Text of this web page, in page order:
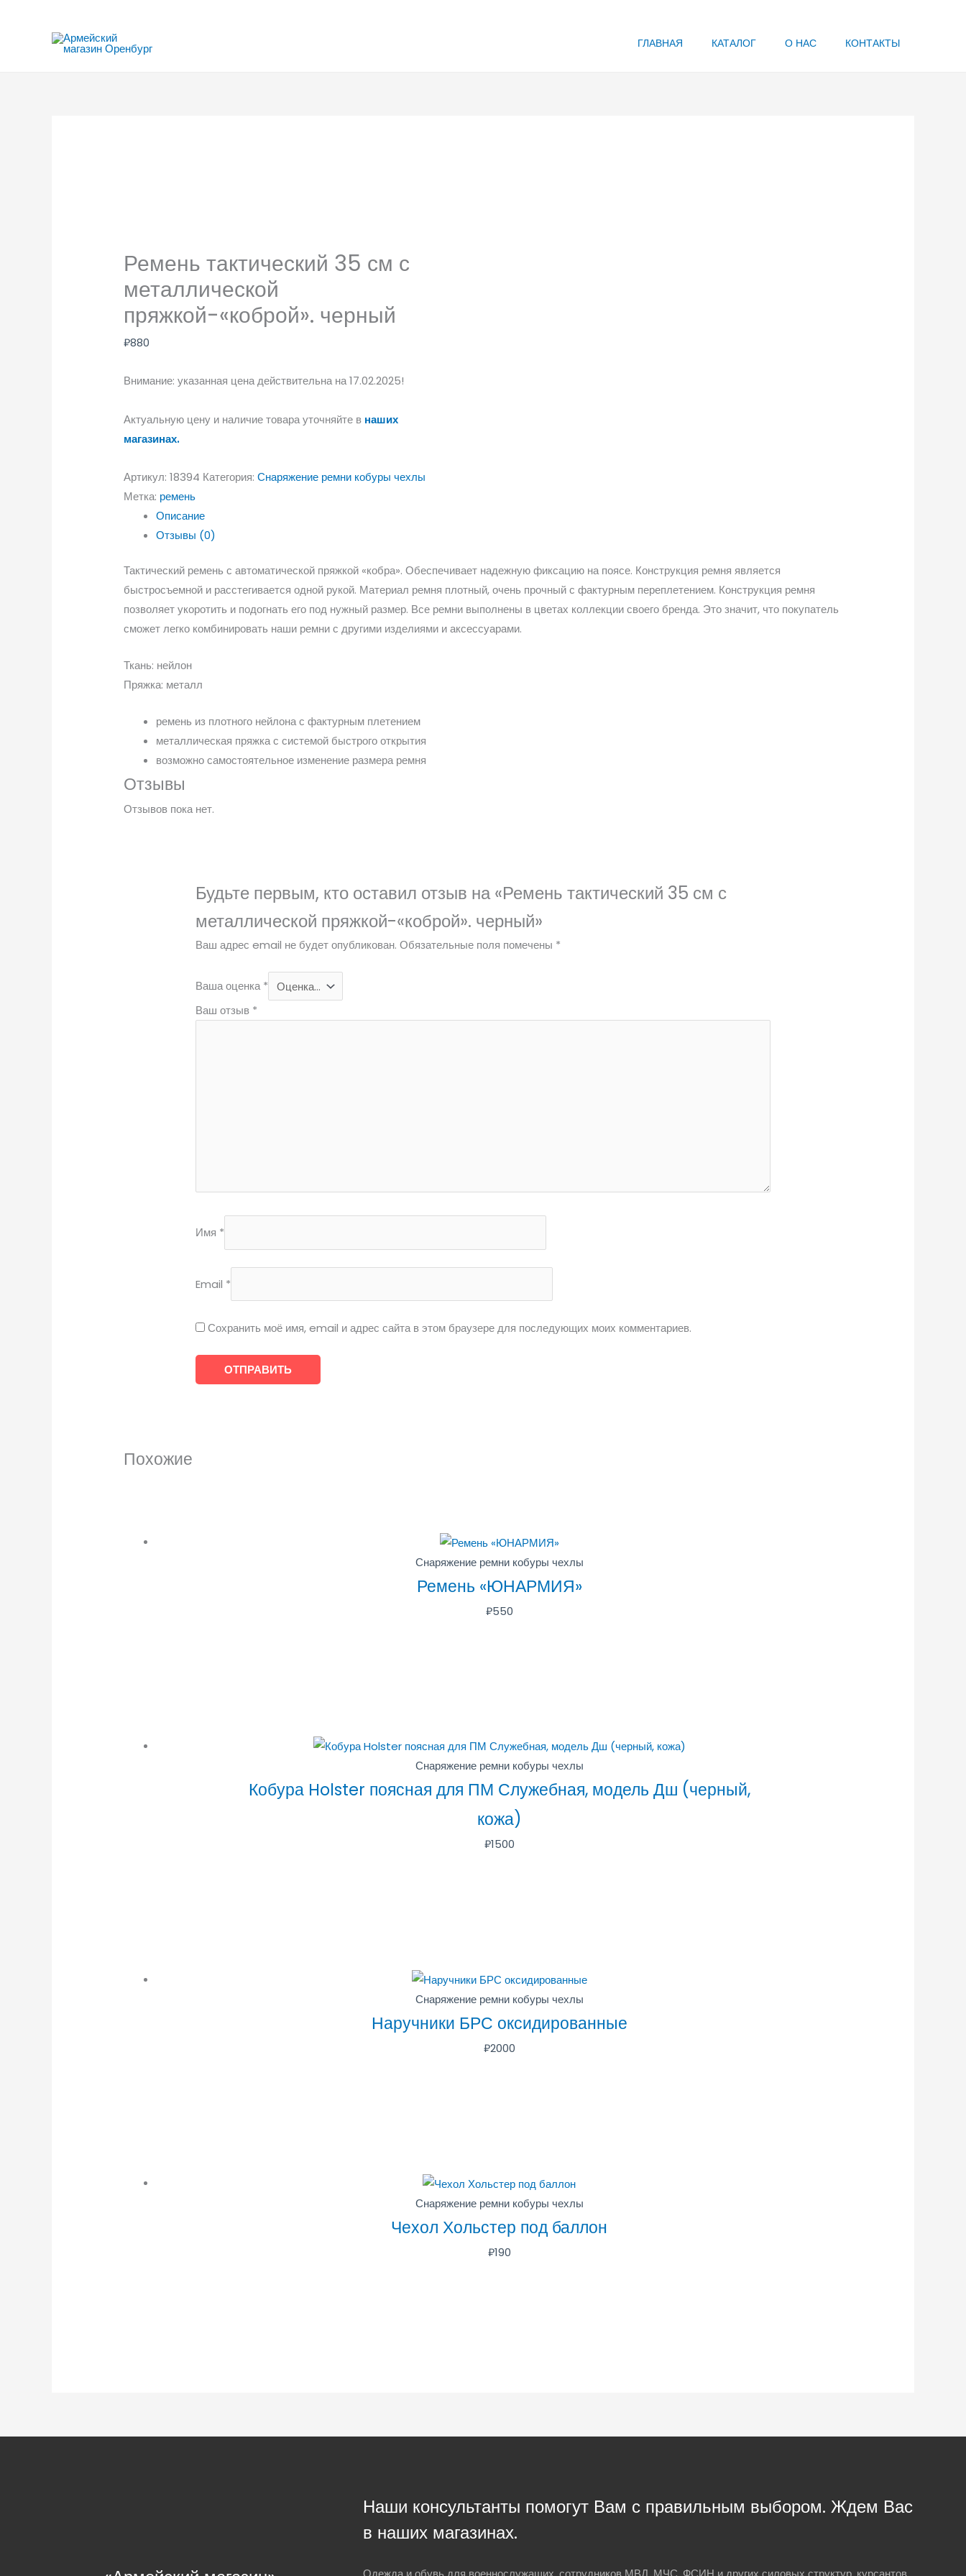
содержимому
ГЛАВНАЯ КАТАЛОГ О НАС КОНТАКТЫ
Ремень тактический 35 см с
металлической
пряжкой-«коброй». черный
₽880
Внимание: указанная цена действительна на 17.02.2025!
Актуальную цену и наличие товара уточняйте в наших
магазинах.
Артикул:18394 Категория:Снаряжение ремни кобуры чехлы
Метка: ремень
Описание
Отзывы (0)
Тактический ремень с автоматической пряжкой «кобра». Обеспечивает надежную фиксацию на поясе. Конструкция ремня является
быстросъемной и расстегивается одной рукой. Материал ремня плотный, очень прочный с фактурным переплетением. Конструкция ремня
позволяет укоротить и подогнать его под нужный размер. Все ремни выполнены в цветах коллекции своего бренда. Это значит, что покупатель
сможет легко комбинировать наши ремни с другими изделиями и аксессуарами.
Ткань: нейлон
Пряжка: металл
ремень из плотного нейлона с фактурным плетением
металлическая пряжка с системой быстрого открытия
возможно самостоятельное изменение размера ремня
Отзывы
Отзывов пока нет.
Будьте первым, кто оставил отзыв на «Ремень тактический 35 см с
металлической пряжкой-«коброй». черный»
Ваш адрес email не будет опубликован. Обязательные поля помечены *
Ваша оценка*
Ваш отзыв *
Имя *
Email *
Сохранить моё имя, email и адрес сайта в этом браузере для последующих моих комментариев.
Похожие
Снаряжение ремни кобуры чехлы
Ремень «ЮНАРМИЯ»
₽550
Снаряжение ремни кобуры чехлы
Кобура Holster поясная для ПМ Служебная, модель Дш (черный,
кожа)
₽1500
Снаряжение ремни кобуры чехлы
Наручники БРС оксидированные
₽2000
Снаряжение ремни кобуры чехлы
Чехол Хольстер под баллон
₽190
Наши консультанты помогут Вам с правильным выбором. Ждем Вас
в наших магазинах.